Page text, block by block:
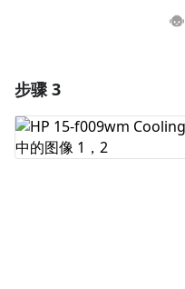
添加评论
步骤 3